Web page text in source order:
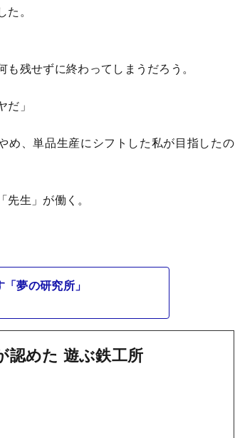
。
残せずに終わってしまうだろう。
」
、単品生産にシフトした私が目指したの
生」が働く。
夢の研究所」
認めた 遊ぶ鉄工所